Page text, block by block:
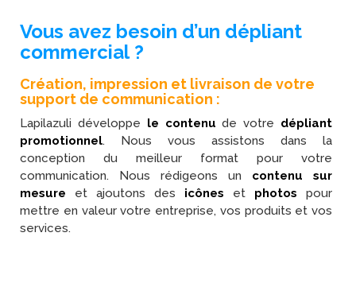
Vous avez besoin d’un dépliant
commercial ?
Création, impression et livraison de votre
support de communication :
Lapilazuli développe le contenu de votre dépliant
promotionnel. Nous vous assistons dans la
conception du meilleur format pour votre
communication. Nous rédigeons un contenu sur
mesure et ajoutons des icônes et photos pour
mettre en valeur votre entreprise, vos produits et vos
services.